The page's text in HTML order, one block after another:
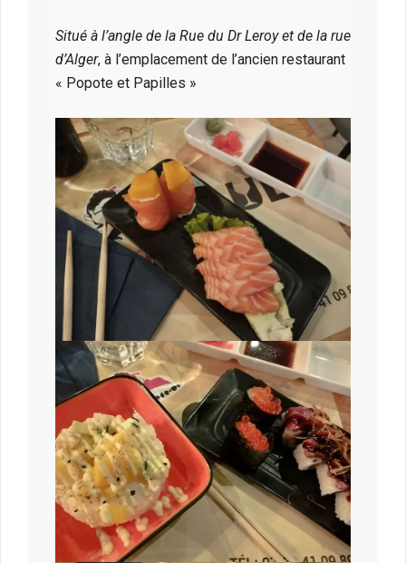
Situé à l’angle de la Rue du Dr Leroy et de la rue
d’Alger, à l’emplacement de l’ancien restaurant
« Popote et Papilles »